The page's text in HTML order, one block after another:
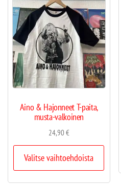
Aino & Hajonneet T-paita,
musta-valkoinen
24,90€
Valitse vaihtoehdoista